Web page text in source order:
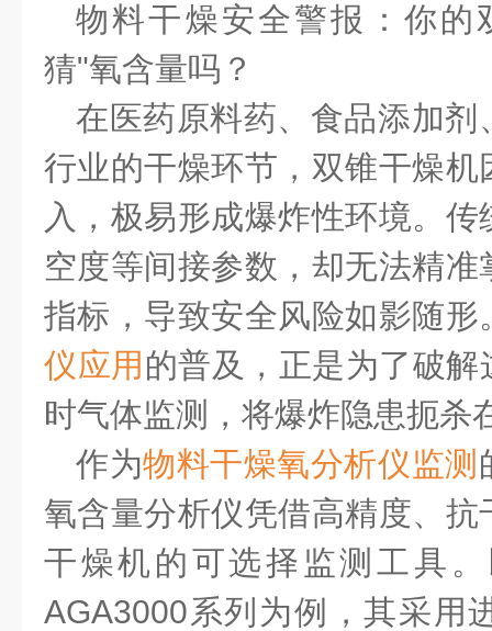
物料干燥安全警报：你的
猜"氧含量吗？
在医药原料药、食品添加剂
行业的干燥环节，双锥干燥
入，极易形成爆炸性环境。
空度等间接参数，却无法精
指标，导致安全风险如影随形
仪应用 的普及，正是为了破解
时气体监测，将爆炸隐患扼杀
作为物料干燥氧分析仪监测
氧含量分析仪凭借高精度、
干燥机的可选择监测工具
AGA3000系列为例，其采用